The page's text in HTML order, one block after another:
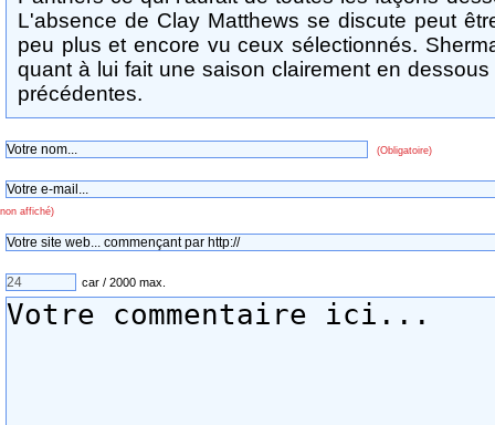
L'absence de Clay Matthews se discute peut
peu plus et encore vu ceux sélectionnés.
quant à lui fait une saison clairement en
précédentes.
(Obligatoire)
non affiché)
car / 2000 max.